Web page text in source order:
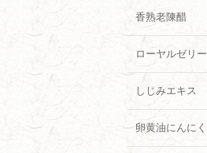
香熟老陳醋
ローヤルゼリー
しじみエキス
卵黄油にんにく